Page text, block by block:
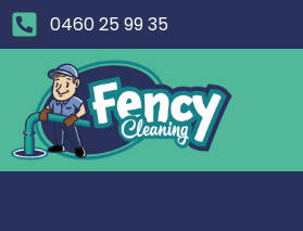
0460 25 99 35